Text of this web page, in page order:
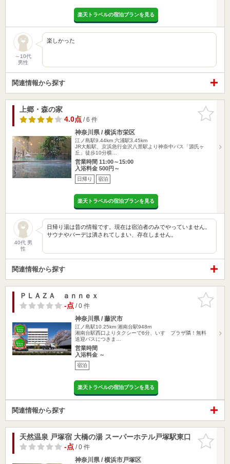
楽天トラベルの宿泊プランを見る
～10代
男性
楽しかった
関連情報から探す
お気に入
りに追加
上郷・森の家
4.0点/ 6 件
神奈川県 / 横浜市栄区
江ノ島駅9.44km 六浦駅3.45km
JR大船駅、京浜急行金沢八景駅より神奈中バス「源氏ヶ
丘」徒歩10分横…
営業時間 11:00～15:00
入浴料金 500円～
日帰り 宿泊
楽天トラベルの宿泊プランを見る
40代 男
性
日帰り湯は昔の情報です。現在は宿泊者のみでやっていません。
サウナやバーデは潰されてしまい、存在しません。
関連情報から探す
お気に入
りに追加
ＰＬＡＺＡ ａｎｎｅｘ
-点/ 0 件
神奈川県 / 藤沢市
江ノ島駅10.25km 湘南台駅948m
湘南台駅西口よりタクシーで6分、いすゞプラザ隣！無料
送迎バスにつきま…
営業時間
入浴料金 ～
宿泊
楽天トラベルの宿泊プランを見る
関連情報から探す
お気に入
りに追加
天然温泉 戸塚宿 大橋の湯 スーパーホテル戸塚駅東口
-点/ 0 件
神奈川県 / 横浜市戸塚区